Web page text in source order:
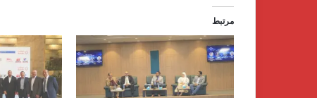
مرتبط
كردان
جولد